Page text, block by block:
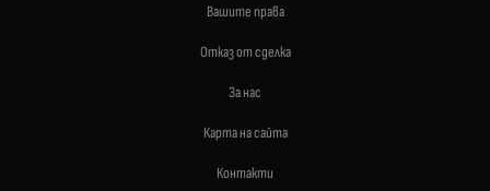
Вашите права
Отказ от сделка
За нас
Карта на сайта
Контакти